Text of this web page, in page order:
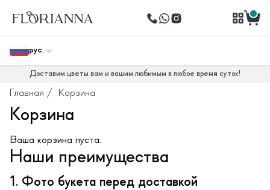
рус.
Доставим цветы вам и вашим любимым в любое время суток!
Главная / Корзина
Корзина
Ваша корзина пуста.
Наши преимущества
1. Фото букета перед доставкой